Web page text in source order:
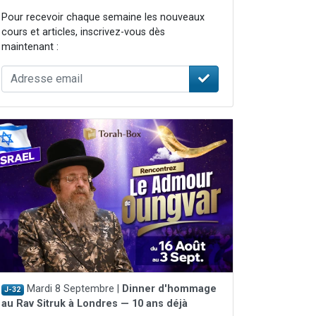
le temps
Pour recevoir chaque semaine les nouveaux
cours et articles, inscrivez-vous dès
maintenant :
J-32 Mardi 8 Septembre |
Dinner d'hommage
au Rav Sitruk à Londres — 10 ans déjà